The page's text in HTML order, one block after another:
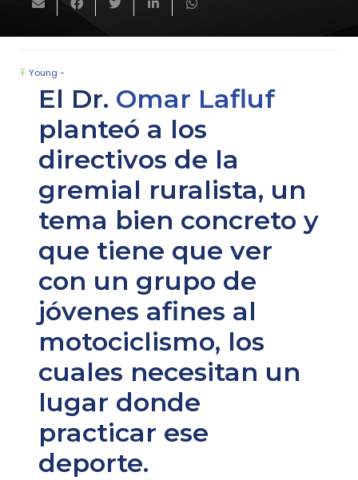
Young -
El Dr. Omar Lafluf
planteó a los
directivos de la
gremial ruralista, un
tema bien concreto y
que tiene que ver
con un grupo de
jóvenes afines al
motociclismo, los
cuales necesitan un
lugar donde
practicar ese
deporte.